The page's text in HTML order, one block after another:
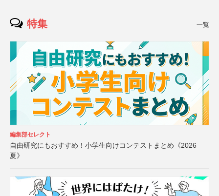
特集 一覧
編集部セレクト
自由研究にもおすすめ！小学生向けコンテストまとめ《2026
夏》